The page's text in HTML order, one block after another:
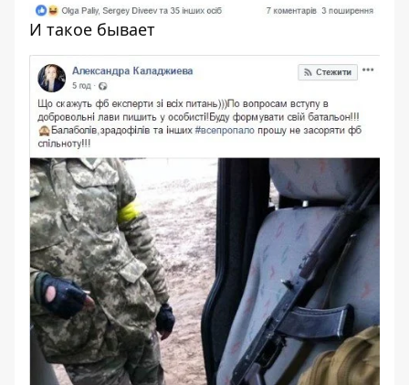
И такое бывает